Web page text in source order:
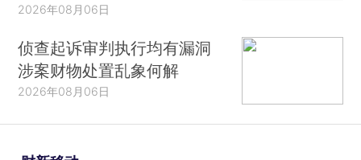
2026年08月06日
侦查起诉审判执行均有漏洞
涉案财物处置乱象何解
2026年08月06日